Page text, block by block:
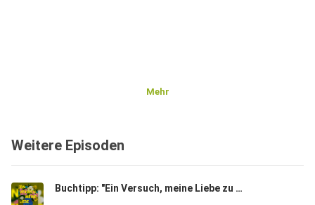
Mehr
Weitere Episoden
Buchtipp: "Ein Versuch, meine Liebe zu ordnen"